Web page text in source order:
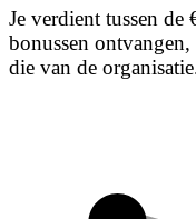
Je verdient tussen
bonussen
die van de